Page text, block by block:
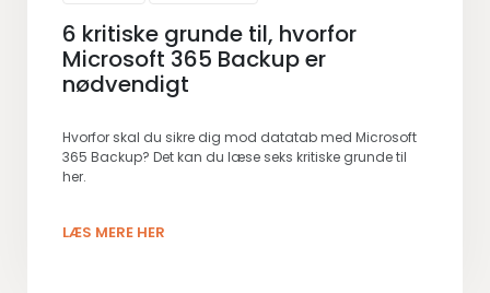
6 kritiske grunde til, hvorfor
Microsoft 365 Backup er
nødvendigt
Hvorfor skal du sikre dig mod datatab med Microsoft
365 Backup? Det kan du læse seks kritiske grunde til
her.
LÆS MERE HER